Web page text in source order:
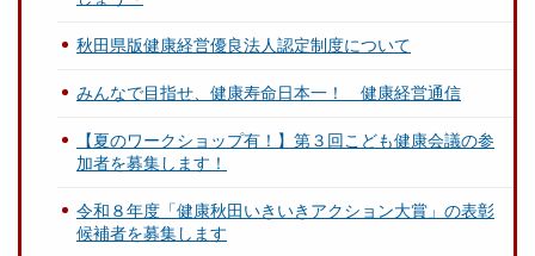
秋田県版健康経営優良法人認定制度について
みんなで目指せ、健康寿命日本一！ 健康経営通信
【夏のワークショップ有！】第３回こども健康会議の参
加者を募集します！
令和８年度「健康秋田いきいきアクション大賞」の表彰
候補者を募集します